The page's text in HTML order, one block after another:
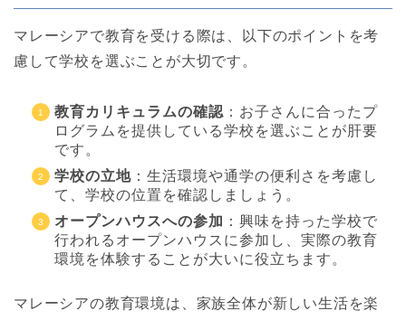
マレーシアで教育を受ける際は、以下のポイントを考
慮して学校を選ぶことが大切です。
教育カリキュラムの確認 ：お子さんに合ったプ
ログラムを提供している学校を選ぶことが肝要
です。
学校の立地 ：生活環境や通学の便利さを考慮し
て、学校の位置を確認しましょう。
オープンハウスへの参加 ：興味を持った学校で
行われるオープンハウスに参加し、実際の教育
環境を体験することが大いに役立ちます。
マレーシアの教育環境は、家族全体が新しい生活を楽